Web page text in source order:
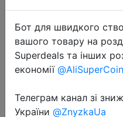
2020-12-31
Бот для швидкого
вашого товару на
Superdeals та інших
економії
Телеграм канал зі
України @ZnyzkaUa